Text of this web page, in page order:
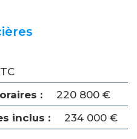
:
220 800 €
inclus :
234 000 €